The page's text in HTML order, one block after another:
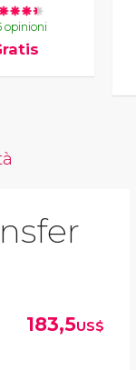
opinioni
183,5US$